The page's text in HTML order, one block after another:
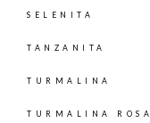
SELENITA
TANZANITA
TURMALINA
TURMALINA ROSA